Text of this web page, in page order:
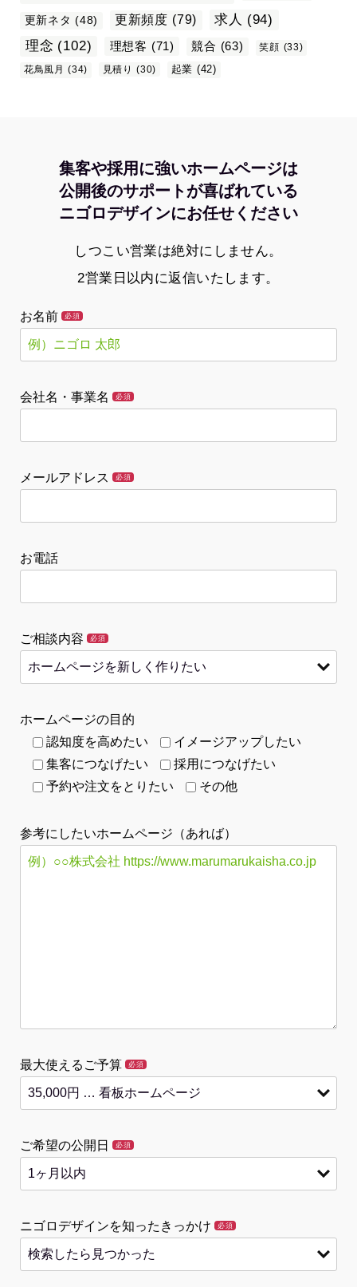
更新ネタ (48) 更新頻度 (79) 求人 (94)
理念 (102) 理想客 (71) 競合 (63) 笑顔 (33)
花鳥風月
(34) 見積り (30) 起業 (42)
集客や採用に強いホームページは
公開後のサポートが喜ばれている
ニゴロデザインにお任せください
しつこい営業は絶対にしません。
2営業日以内に返信いたします。
お名前 必須
会社名・事業名 必須
メールアドレス 必須
お電話
ご相談内容 必須
ホームページの目的
認知度を高めたい
イメージアップしたい
集客につなげたい
採用につなげたい
予約や注文をとりたい
その他
参考にしたいホームページ（あれば）
最大使えるご予算 必須
ご希望の公開日 必須
ニゴロデザインを知ったきっかけ 必須